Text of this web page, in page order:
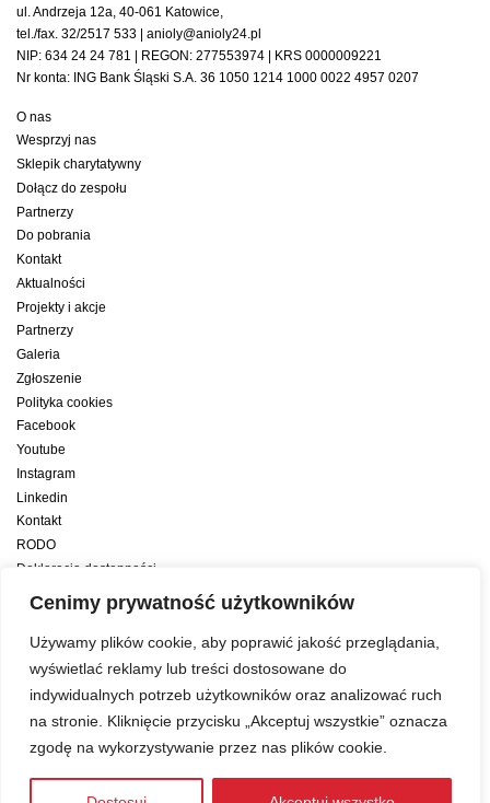
Cenimy prywatność użytkowników
Używamy plików cookie, aby poprawić jakość przeglądania,
wyświetlać reklamy lub treści dostosowane do
indywidualnych potrzeb użytkowników oraz analizować ruch
na stronie. Kliknięcie przycisku „Akceptuj wszystkie” oznacza
zgodę na wykorzystywanie przez nas plików cookie.
ul. Andrzeja 12a, 40-061 Katowice,
tel./fax. 32/2517 533 | anioly@anioly24.pl
NIP: 634 24 24 781 | REGON: 277553974 | KRS 0000009221
Nr konta: ING Bank Śląski S.A. 36 1050 1214 1000 0022 4957 0207
O nas
Wesprzyj nas
Sklepik charytatywny
Dołącz do zespołu
Partnerzy
Do pobrania
Kontakt
Aktualności
Projekty i akcje
Partnerzy
Galeria
Zgłoszenie
Polityka cookies
Facebook
Youtube
Instagram
Linkedin
Kontakt
RODO
Deklaracja dostępności
Deklaracja dostępności cyfrowej
konsultanta amerykańskiego programu zarządzania przez cele Best